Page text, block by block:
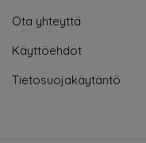
Ota yhteyttä
Käyttöehdot
Tietosuojakäytäntö